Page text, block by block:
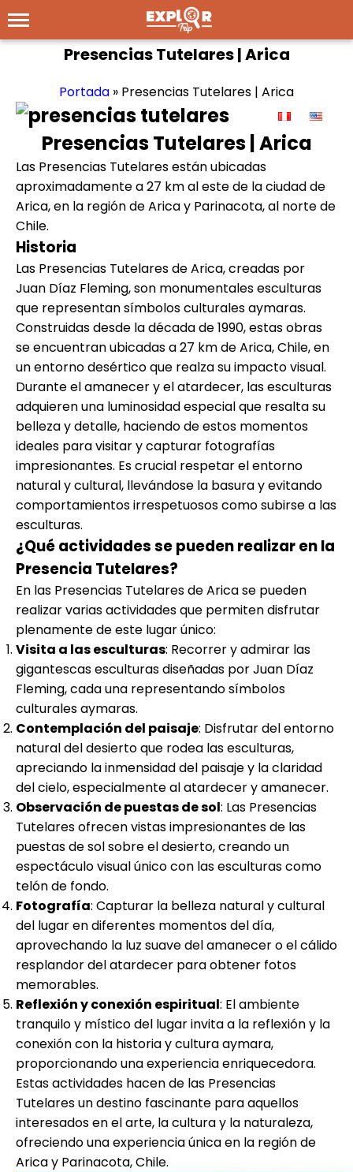
Presencias Tutelares | Arica
Portada » Presencias Tutelares | Arica
Presencias Tutelares | Arica
Las Presencias Tutelares están ubicadas
aproximadamente a 27 km al este de la ciudad de
Arica, en la región de Arica y Parinacota, al norte de
Chile.
Historia
Las Presencias Tutelares de Arica, creadas por
Juan Díaz Fleming, son monumentales esculturas
que representan símbolos culturales aymaras.
Construidas desde la década de 1990, estas obras
se encuentran ubicadas a 27 km de Arica, Chile, en
un entorno desértico que realza su impacto visual.
Durante el amanecer y el atardecer, las esculturas
adquieren una luminosidad especial que resalta su
belleza y detalle, haciendo de estos momentos
ideales para visitar y capturar fotografías
impresionantes. Es crucial respetar el entorno
natural y cultural, llevándose la basura y evitando
comportamientos irrespetuosos como subirse a las
esculturas.
¿Qué actividades se pueden realizar en la
Presencia Tutelares?
En las Presencias Tutelares de Arica se pueden
realizar varias actividades que permiten disfrutar
plenamente de este lugar único:
Visita a las esculturas: Recorrer y admirar las
gigantescas esculturas diseñadas por Juan Díaz
Fleming, cada una representando símbolos
culturales aymaras.
Contemplación del paisaje: Disfrutar del entorno
natural del desierto que rodea las esculturas,
apreciando la inmensidad del paisaje y la claridad
del cielo, especialmente al atardecer y amanecer.
Observación de puestas de sol: Las Presencias
Tutelares ofrecen vistas impresionantes de las
puestas de sol sobre el desierto, creando un
espectáculo visual único con las esculturas como
telón de fondo.
Fotografía: Capturar la belleza natural y cultural
del lugar en diferentes momentos del día,
aprovechando la luz suave del amanecer o el cálido
resplandor del atardecer para obtener fotos
memorables.
Reflexión y conexión espiritual: El ambiente
tranquilo y místico del lugar invita a la reflexión y la
conexión con la historia y cultura aymara,
proporcionando una experiencia enriquecedora.
Estas actividades hacen de las Presencias
Tutelares un destino fascinante para aquellos
interesados en el arte, la cultura y la naturaleza,
ofreciendo una experiencia única en la región de
Arica y Parinacota, Chile.